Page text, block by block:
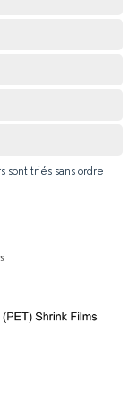
sont triés sans ordre